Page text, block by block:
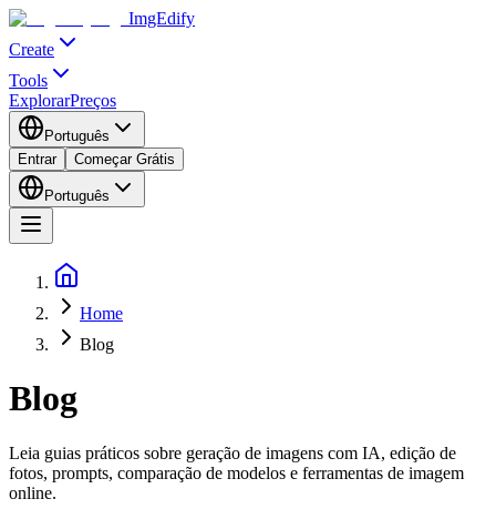
ImgEdify
Create
Tools
ExplorarPreços
Português
Entrar
Começar Grátis
Português
Home
Blog
Blog
Leia guias práticos sobre geração de imagens com IA, edição de
fotos, prompts, comparação de modelos e ferramentas de imagem
online.